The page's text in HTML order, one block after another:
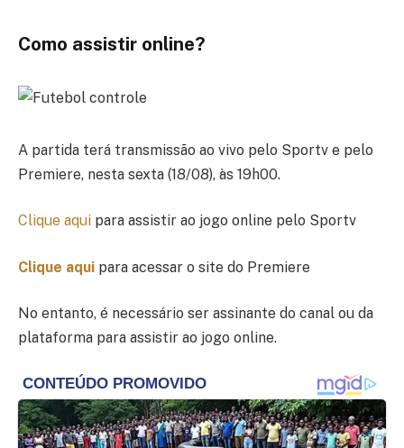
Como assistir online?
A partida terá transmissão ao vivo pelo Sportv e pelo
Premiere, nesta sexta (18/08), às 19h00.
Clique aqui para assistir ao jogo online pelo Sportv
Clique aqui para acessar o site do Premiere
No entanto, é necessário ser assinante do canal ou da
plataforma para assistir ao jogo online.